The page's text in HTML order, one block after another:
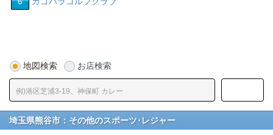
地図検索 お店検索
埼玉県熊谷市：その他のスポーツ･レジャー